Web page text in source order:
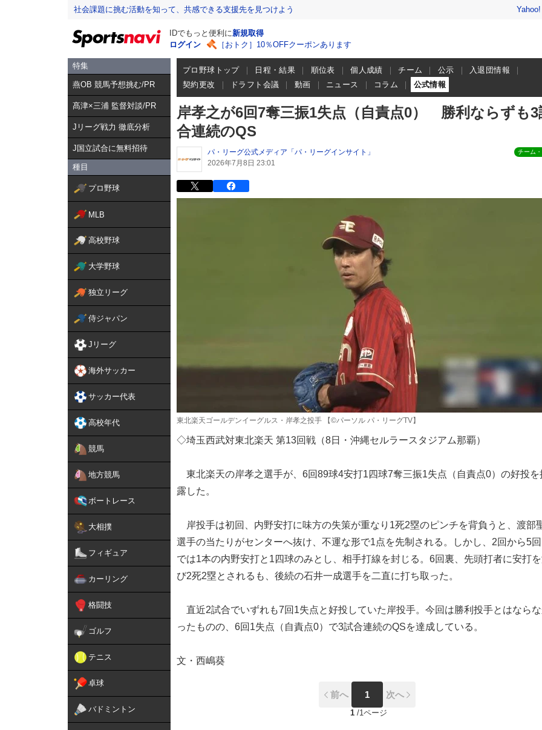
社会課題に挑む活動を知って、共感できる支援先を見つけよう
IDでもっと便利に新規取得
ログイン
［おトク］10％OFFクーポンあります
特集
燕OB 競馬予想挑む/PR
髙津×三浦 監督対談/PR
Jリーグ戦力 徹底分析
J国立試合に無料招待
種目
プロ野球
MLB
高校野球
大学野球
独立リーグ
侍ジャパン
Jリーグ
海外サッカー
サッカー代表
高校年代
競馬
地方競馬
ボートレース
大相撲
フィギュア
カーリング
格闘技
ゴルフ
テニス
卓球
バドミントン
プロ野球トップ 日程・結果 順位表 個人成績 チーム 公示
入退団情報
契約更改
ドラフト会議 動画 ニュース コラム 公式情報
岸孝之が6回7奪三振1失点（自責点0） 勝利ならずも3
合連続のQS
パ・リーグ公式メディア「パ・リーグインサイト」
2026年7月8日 23:01
チーム
東北楽天ゴールデンイーグルス・岸孝之投手 【©パーソル パ・リーグTV】
◇埼玉西武対東北楽天 第13回戦（8日・沖縄セルラースタジアム那覇）
東北楽天の岸孝之選手が、6回89球4安打1四球7奪三振1失点（自責点0）の好投を
露した。
岸投手は初回、内野安打に味方の失策が重なり1死2塁のピンチを背負うと、渡部
選手の当たりがセンターへ抜け、不運な形で1点を先制される。しかし、2回から5回
では1本の内野安打と1四球のみとし、相手打線を封じる。6回裏、先頭打者に安打
び2死2塁とされるも、後続の石井一成選手を二直に打ち取った。
直近2試合でいずれも7回1失点と好投していた岸投手。今回は勝利投手とはなら
ったものの、6回1失点（自責点0）で3試合連続のQSを達成している。
文・西嶋葵
前へ 1 次へ
1 /1ページ